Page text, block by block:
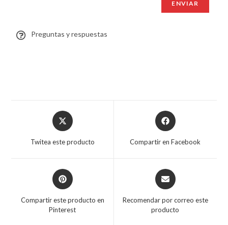
Preguntas y respuestas
Twitea este producto Compartir en Facebook
Compartir este producto en
Pinterest
Recomendar por correo este
producto